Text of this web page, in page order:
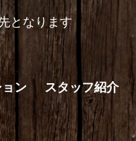
となります
ン スタッフ紹介